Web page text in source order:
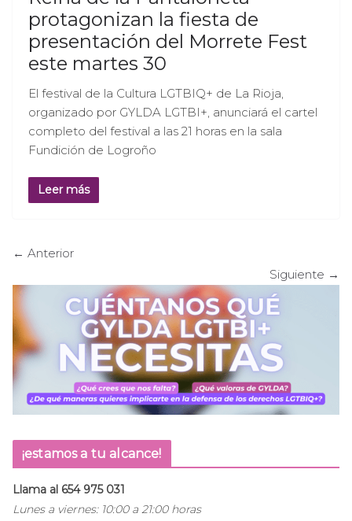
protagonizan la fiesta de
presentación del Morrete Fest
este martes 30
El festival de la Cultura LGTBIQ+ de La Rioja,
organizado por GYLDA LGTBI+, anunciará el cartel
completo del festival a las 21 horas en la sala
Fundición de Logroño
Leer más
← Anterior
Siguiente →
¡estamos a tu alcance!
Llama al 654 975 031
Lunes a viernes: 10:00 a 21:00 horas